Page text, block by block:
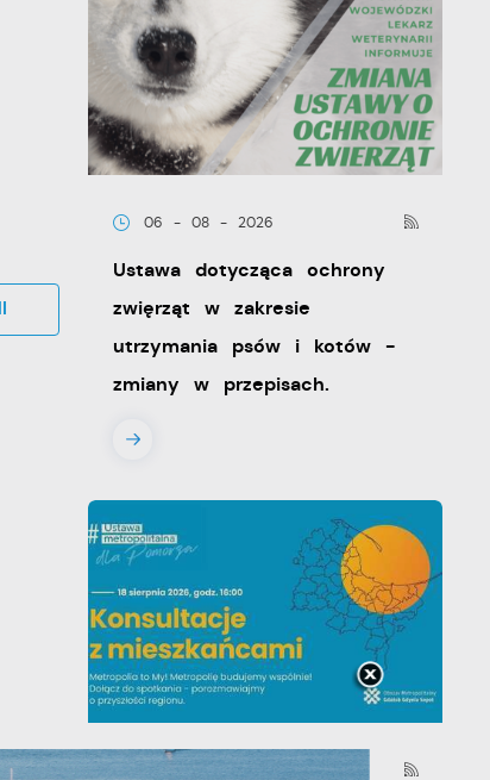
06 - 08 - 2026
Ustawa dotycząca ochrony
zwięrząt w zakresie
utrzymania psów i kotów -
zmiany w przepisach.
06 - 08 - 2026